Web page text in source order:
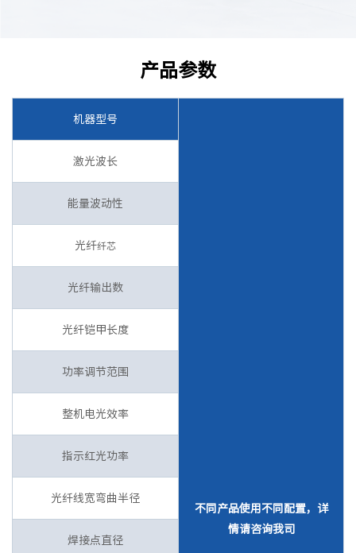
产品参数
机器型号
不同产品使用不同配置，详
情请咨询我司
激光波长
能量波动性
光纤纤芯
光纤输出数
光纤铠甲长度
功率调节范围
整机电光效率
指示红光功率
光纤线宽弯曲半径
焊接点直径